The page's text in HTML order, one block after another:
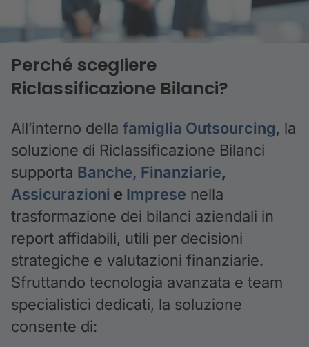
Perché scegliere
Riclassificazione Bilanci?
All’interno della famiglia Outsourcing, la
soluzione di Riclassificazione Bilanci
supporta Banche, Finanziarie,
Assicurazioni e Imprese nella
trasformazione dei bilanci aziendali in
report affidabili, utili per decisioni
strategiche e valutazioni finanziarie.
Sfruttando tecnologia avanzata e team
specialistici dedicati, la soluzione
consente di: